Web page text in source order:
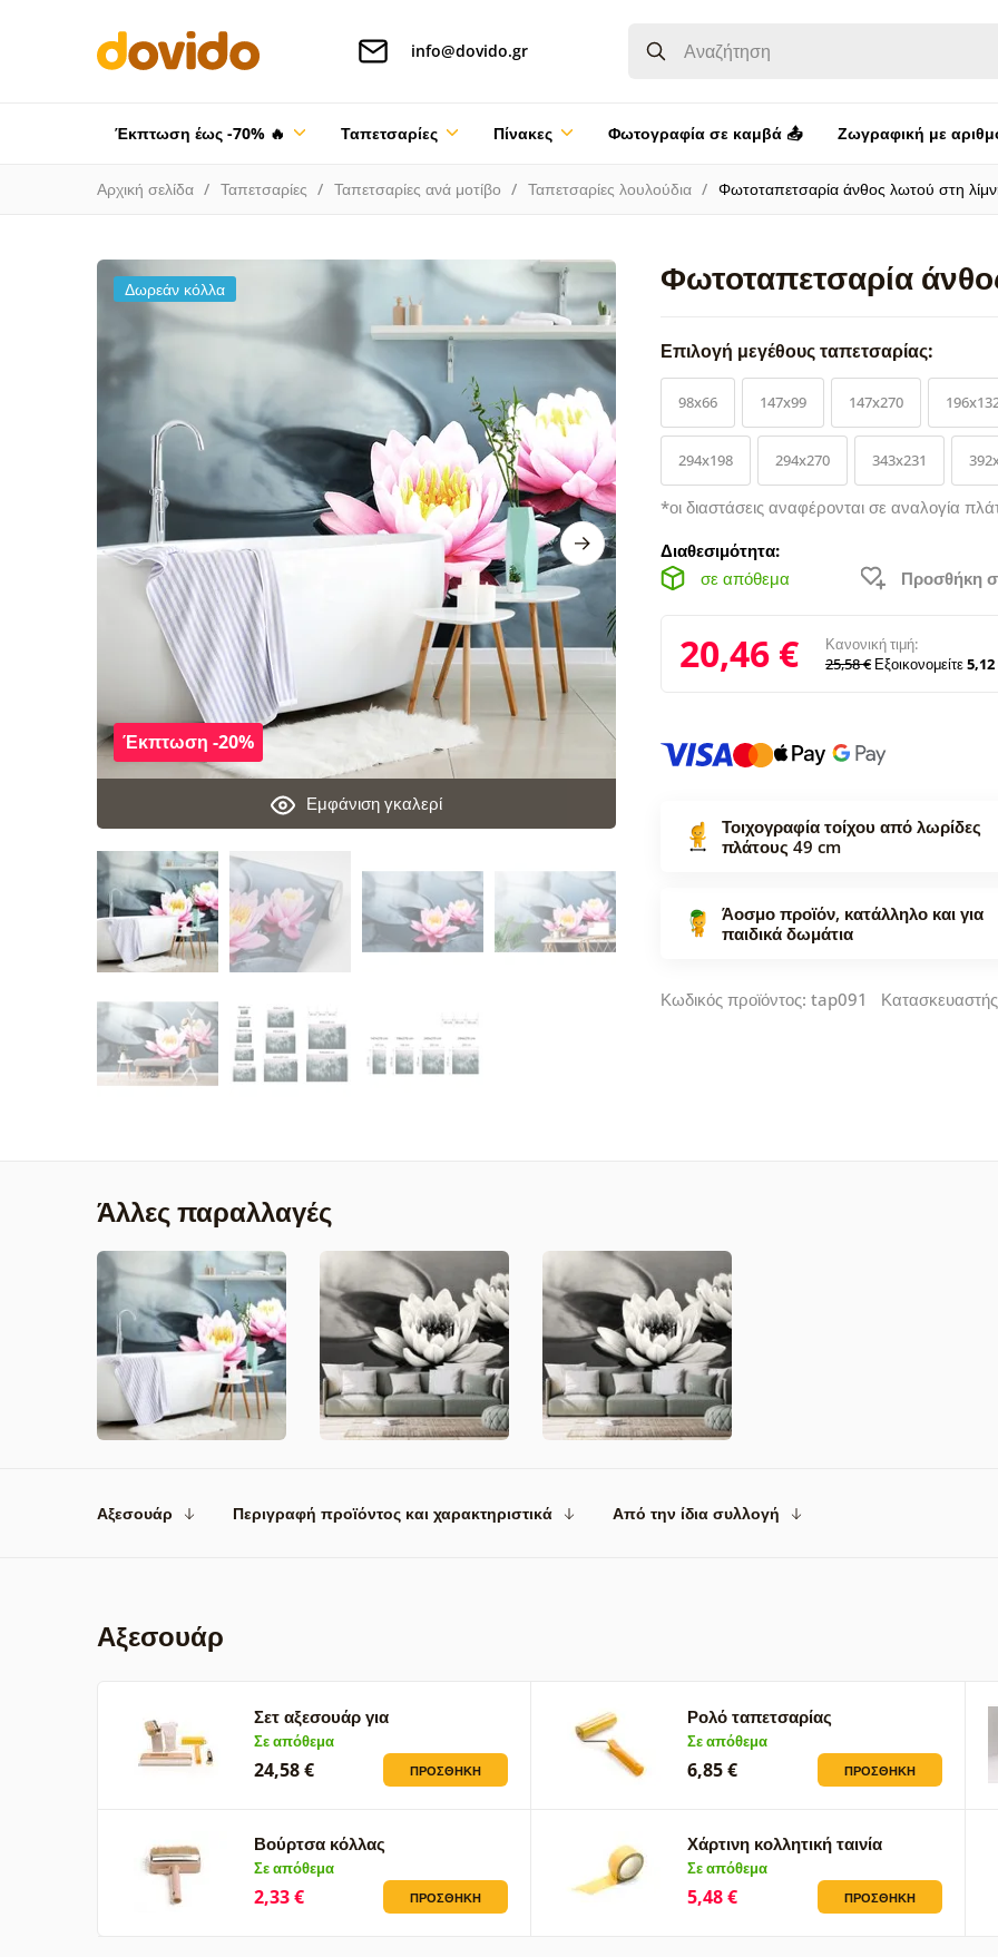
info@dovido.gr
Έκπτωση έως -70% 🔥 Ταπετσαρίες Πίνακες Φωτογραφία σε καμβά 📤 Ζωγραφική με
Αρχική σελίδα Ταπετσαρίες Ταπετσαρίες ανά μοτίβο Ταπετσαρίες λουλούδια Φωτοταπετσαρία άνθος λωτού στη
Φωτοταπετσαρία
Εμφάνιση γκαλερί
Έκπτωση -20%
Δωρεάν κόλλα
Επιλογή μεγέθους ταπετσαρίας:
98x66 147x99 147x270
294x198 294x270 343x231
*οι διαστάσεις αναφέρονται σε αναλογία
Διαθεσιμότητα:
σε απόθεμα
Προσθήκη
20,46 €
Κανονική τιμή:
25,58 € Εξοικονομείτε5,12
Τοιχογραφία τοίχου από λωρίδες
πλάτους 49 cm
Άοσμο προϊόν, κατάλληλο και για
παιδικά δωμάτια
Κωδικός προϊόντος: tap091
Άλλες παραλλαγές
Αξεσουάρ Περιγραφή προϊόντος και χαρακτηριστικά Από την ίδια συλλογή
Αξεσουάρ
Σετ αξεσουάρ για
φωτογραφικές…
Σε απόθεμα
24,58 € ΠΡΟΣΘΉΚΗ
Ρολό ταπετσαρίας
Σε απόθεμα
6,85 € ΠΡΟΣΘΉΚΗ
Βούρτσα κόλλας
Σε απόθεμα
2,33 € ΠΡΟΣΘΉΚΗ
Χάρτινη κολλητική ταινία
Σε απόθεμα
5,48 € ΠΡΟΣΘΉΚΗ